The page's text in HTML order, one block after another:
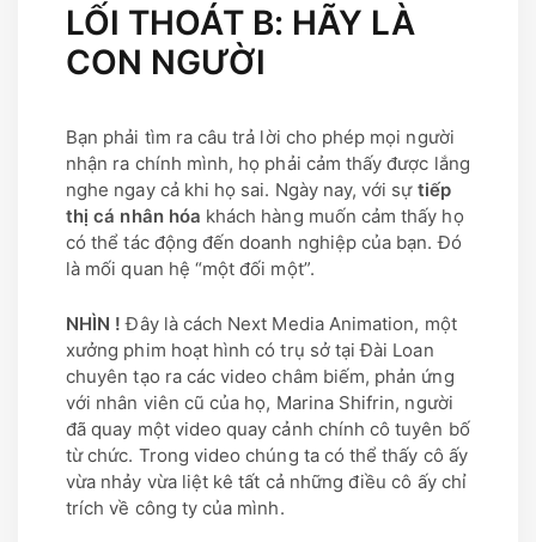
LỐI THOÁT B: HÃY LÀ
CON NGƯỜI
Bạn phải tìm ra câu trả lời cho phép mọi người
nhận ra chính mình, họ phải cảm thấy được lắng
nghe ngay cả khi họ sai. Ngày nay, với sự tiếp
thị cá nhân hóa khách hàng muốn cảm thấy họ
có thể tác động đến doanh nghiệp của bạn. Đó
là mối quan hệ “một đối một”.
NHÌN ! Đây là cách Next Media Animation, một
xưởng phim hoạt hình có trụ sở tại Đài Loan
chuyên tạo ra các video châm biếm, phản ứng
với nhân viên cũ của họ, Marina Shifrin, người
đã quay một video quay cảnh chính cô tuyên bố
từ chức. Trong video chúng ta có thể thấy cô ấy
vừa nhảy vừa liệt kê tất cả những điều cô ấy chỉ
trích về công ty của mình.